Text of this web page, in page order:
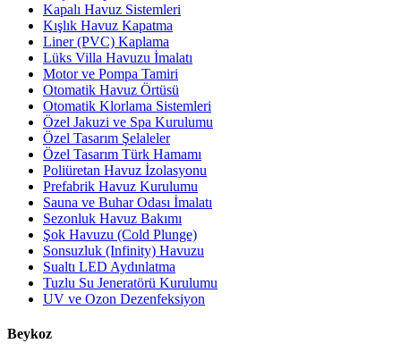
Kapalı Havuz Sistemleri
Kışlık Havuz Kapatma
Liner (PVC) Kaplama
Lüks Villa Havuzu İmalatı
Motor ve Pompa Tamiri
Otomatik Havuz Örtüsü
Otomatik Klorlama Sistemleri
Özel Jakuzi ve Spa Kurulumu
Özel Tasarım Şelaleler
Özel Tasarım Türk Hamamı
Poliüretan Havuz İzolasyonu
Prefabrik Havuz Kurulumu
Sauna ve Buhar Odası İmalatı
Sezonluk Havuz Bakımı
Şok Havuzu (Cold Plunge)
Sonsuzluk (Infinity) Havuzu
Sualtı LED Aydınlatma
Tuzlu Su Jeneratörü Kurulumu
UV ve Ozon Dezenfeksiyon
Beykoz